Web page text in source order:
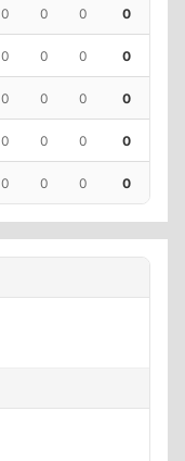
0 0 0 0
0 0 0 0
0 0 0 0
0 0 0 0
0 0 0 0